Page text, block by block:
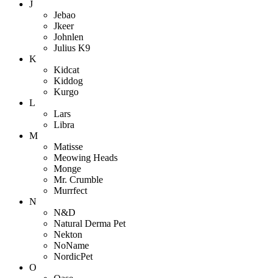
J
Jebao
Jkeer
Johnlen
Julius K9
K
Kidcat
Kiddog
Kurgo
L
Lars
Libra
M
Matisse
Meowing Heads
Monge
Mr. Crumble
Murrfect
N
N&D
Natural Derma Pet
Nekton
NoName
NordicPet
O